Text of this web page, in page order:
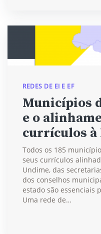
REDES DE EI E EF
Municípios
e o
currículos à
Todos os 185
seus currículos
Undime, das
dos conselhos
estado são essenciais
Uma rede de…